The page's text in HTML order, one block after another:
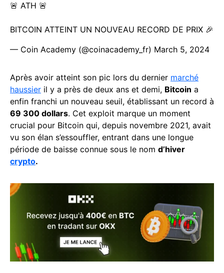
🚨 ATH 🚨
BITCOIN ATTEINT UN NOUVEAU RECORD DE PRIX 🎉
— Coin Academy (@coinacademy_fr) March 5, 2024
Après avoir atteint son pic lors du dernier marché
haussier il y a près de deux ans et demi, Bitcoin a
enfin franchi un nouveau seuil, établissant un record à
69 300 dollars. Cet exploit marque un moment
crucial pour Bitcoin qui, depuis novembre 2021, avait
vu son élan s’essouffler, entrant dans une longue
période de baisse connue sous le nom d’hiver
crypto.